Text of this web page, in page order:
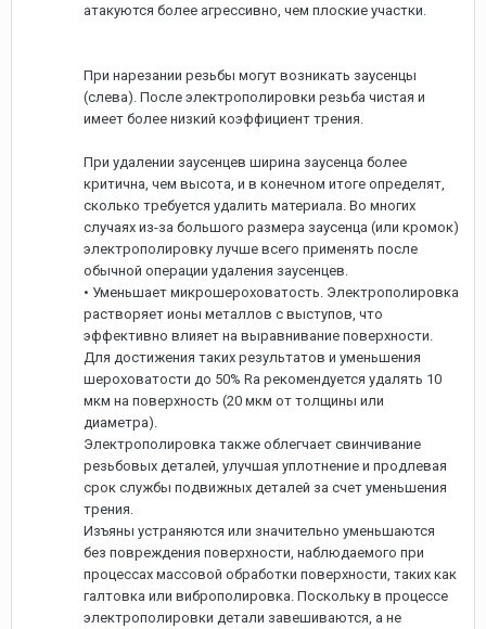
атакуются более агрессивно, чем плоские участки.
При нарезании резьбы могут возникать заусенцы
(слева). После электрополировки резьба чистая и
имеет более низкий коэффициент трения.
При удалении заусенцев ширина заусенца более
критична, чем высота, и в конечном итоге определят,
сколько требуется удалить материала. Во многих
случаях из-за большого размера заусенца (или кромок)
электрополировку лучше всего применять после
обычной операции удаления заусенцев.
• Уменьшает микрошероховатость. Электрополировка
растворяет ионы металлов с выступов, что
эффективно влияет на выравнивание поверхности.
Для достижения таких результатов и уменьшения
шероховатости до 50% Ra рекомендуется удалять 10
мкм на поверхность (20 мкм от толщины или
диаметра).
Электрополировка также облегчает свинчивание
резьбовых деталей, улучшая уплотнение и продлевая
срок службы подвижных деталей за счет уменьшения
трения.
Изъяны устраняются или значительно уменьшаются
без повреждения поверхности, наблюдаемого при
процессах массовой обработки поверхности, таких как
галтовка или виброполировка. Поскольку в процессе
электрополировки детали завешиваются, а не